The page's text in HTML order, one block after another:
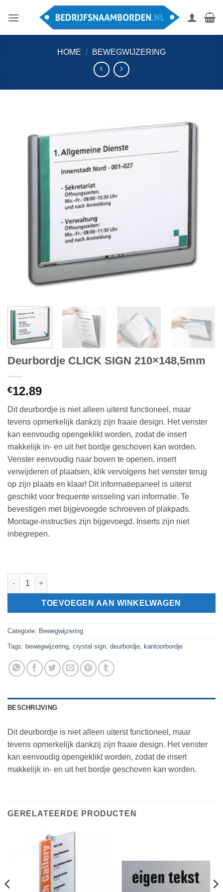
naar
HOME / BEWEGWIJZERING
Deurbordje CLICK SIGN 210×148,5mm
€12.89
Dit deurbordje is niet alleen uiterst functioneel, maar
tevens opmerkelijk dankzij zijn fraaie design. Het venster
kan eenvoudig opengeklikt worden, zodat de insert
makkelijk in- en uit het bordje geschoven kan worden.
Venster eenvoudig naar boven te openen, insert
verwijderen of plaatsen, klik vervolgens het venster terug
op zijn plaats en klaar! Dit informatiepaneel is uiterst
geschikt voor frequente wisseling van informatie. Te
bevestigen met bijgevoegde schroeven of plakpads.
Montage-instructies zijn bijgevoegd. Inserts zijn niet
inbegrepen.
Deurbordje CLICK SIGN 210x148,5mm aantal
TOEVOEGEN AAN WINKELWAGEN
Categorie: Bewegwijzering
Tags: bewegwijzering crystal sign deurbordje kantoorbordje
BESCHRIJVING
Dit deurbordje is niet alleen uiterst functioneel, maar
tevens opmerkelijk dankzij zijn fraaie design. Het venster
kan eenvoudig opengeklikt worden, zodat de insert
makkelijk in- en uit het bordje geschoven kan worden.
GERELATEERDE PRODUCTEN